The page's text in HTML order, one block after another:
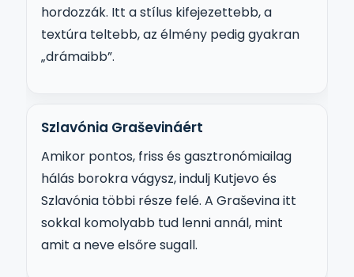
hordozzák. Itt a stílus kifejezettebb, a
textúra teltebb, az élmény pedig gyakran
„drámaibb”.
Szlavónia Graševináért
Amikor pontos, friss és gasztronómiailag
hálás borokra vágysz, indulj Kutjevo és
Szlavónia többi része felé. A Graševina itt
sokkal komolyabb tud lenni annál, mint
amit a neve elsőre sugall.